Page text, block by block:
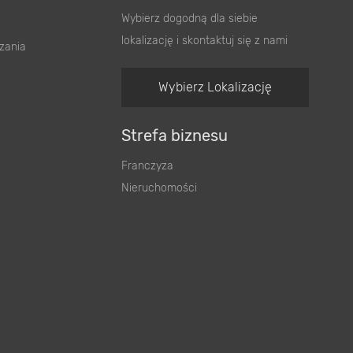
Wybierz dogodną dla siebie
lokalizację i skontaktuj się z nami
Wybierz Lokalizację
Strefa biznesu
Franczyza
Nieruchomości